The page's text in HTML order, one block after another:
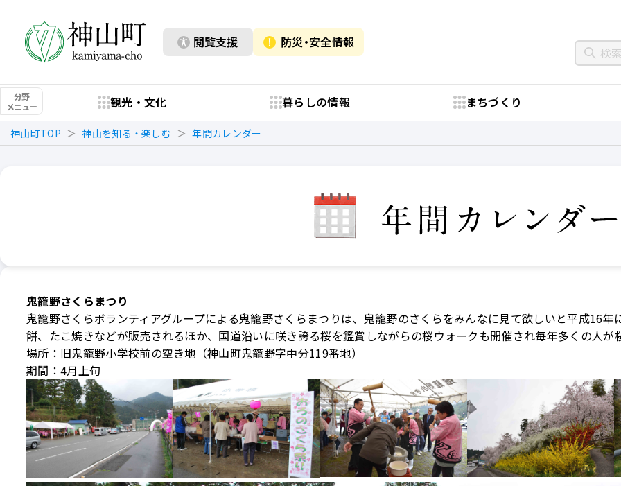
閲覧支援 防災・安全情報
分野
メニュー
観光・文化 暮らしの情報 まちづくり
神山町TOP 神山を知る・楽しむ 年間カレンダー
鬼籠野さくらまつり
鬼籠野さくらボランティアグループによる鬼籠野さくらまつりは、鬼籠野のさくらをみんなに見て欲しいと平成16
餅、たこ焼きなどが販売されるほか、国道沿いに咲き誇る桜を鑑賞しながらの桜ウォークも開催され毎年多くの人が
場所：旧鬼籠野小学校前の空き地（神山町鬼籠野字中分119番地）
期間：4月上旬